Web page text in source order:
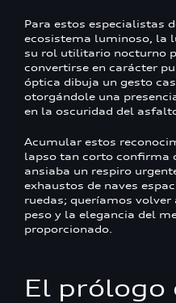
Para estos especialistas
ecosistema luminoso, la
su rol utilitario nocturno
convertirse en carácter
óptica dibuja un gesto
otorgándole una
en la oscuridad del
Acumular estos
lapso tan corto confirma
ansiaba un respiro
exhaustos de naves
ruedas; queríamos volver
peso y la elegancia del
proporcionado.
El prólogo